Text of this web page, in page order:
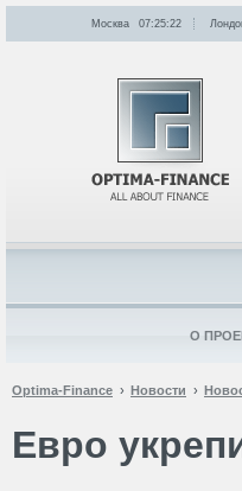
Optima-Finance Новости
Евро
Москва 07:25:22
О